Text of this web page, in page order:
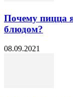
Почему пицца
блюдом?
08.09.2021